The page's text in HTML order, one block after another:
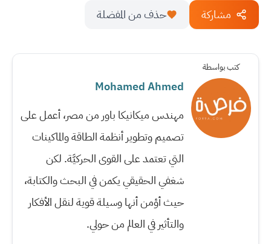
مشاركة حذف من المفضلة
كتب بواسطة
Mohamed Ahmed
مهندس ميكانيكا باور من مصر، أعمل على
تصميم وتطوير أنظمة الطاقة والماكينات
التي تعتمد على القوى الحركيَّة. لكن
شغفي الحقيقي يكمن في البحث والكتابة،
حيث أؤمن أنها وسيلة قوية لنقل الأفكار
والتأثير في العالم من حولي.